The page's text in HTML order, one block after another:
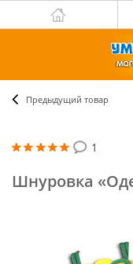
Предыдущий товар
1
Шнуровка